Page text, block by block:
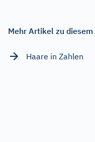
Mehr Artikel zu diesem
Haare in Zahlen